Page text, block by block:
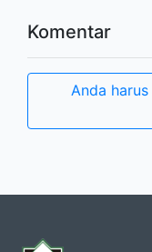
Komentar
Anda harus